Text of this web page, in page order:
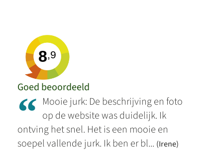
8,9
Goed beoordeeld
“ Mooie jurk: De beschrijving en foto
op de website was duidelijk. Ik
ontving het snel. Het is een mooie en
soepel vallende jurk. Ik ben er bl... (Irene)